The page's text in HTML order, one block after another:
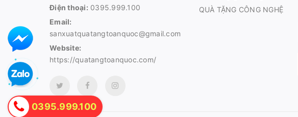
Điện thoại: 0395.999.100
Email:
sanxuatquatangtoanquoc@gmail.com
Website:
https://quatangtoanquoc.com/
QUÀ TẶNG CÔNG NGHỆ
0395.999.100